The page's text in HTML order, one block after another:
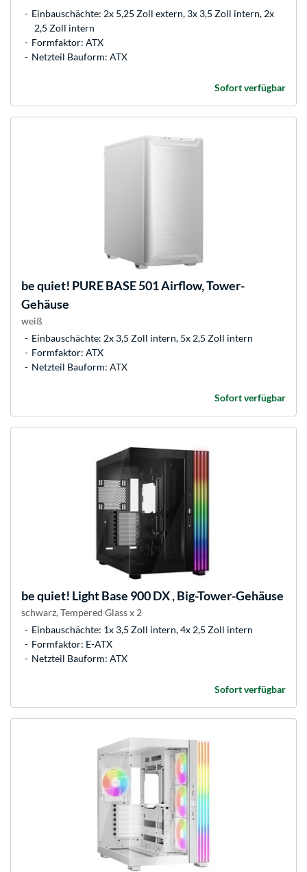
Einbauschächte: 2x 5,25 Zoll extern, 3x 3,5 Zoll intern, 2x
2,5 Zoll intern
Formfaktor: ATX
Netzteil Bauform: ATX
Sofort verfügbar
be quiet! PURE BASE 501 Airflow, Tower-
Gehäuse
weiß
Einbauschächte: 2x 3,5 Zoll intern, 5x 2,5 Zoll intern
Formfaktor: ATX
Netzteil Bauform: ATX
Sofort verfügbar
be quiet! Light Base 900 DX , Big-Tower-Gehäuse
schwarz, Tempered Glass x 2
Einbauschächte: 1x 3,5 Zoll intern, 4x 2,5 Zoll intern
Formfaktor: E-ATX
Netzteil Bauform: ATX
Sofort verfügbar